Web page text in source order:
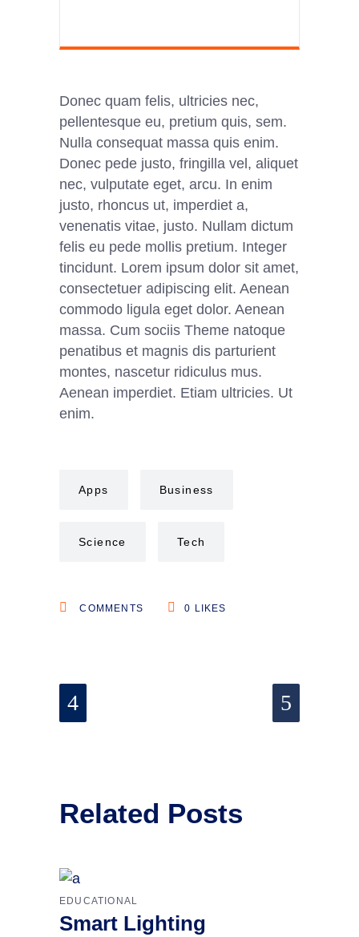
Donec quam felis, ultricies nec,
pellentesque eu, pretium quis, sem.
Nulla consequat massa quis enim.
Donec pede justo, fringilla vel, aliquet
nec, vulputate eget, arcu. In enim
justo, rhoncus ut, imperdiet a,
venenatis vitae, justo. Nullam dictum
felis eu pede mollis pretium. Integer
tincidunt. Lorem ipsum dolor sit amet,
consectetuer adipiscing elit. Aenean
commodo ligula eget dolor. Aenean
massa. Cum sociis Theme natoque
penatibus et magnis dis parturient
montes, nascetur ridiculus mus.
Aenean imperdiet. Etiam ultricies. Ut
enim.
Apps Business
Science Tech
COMMENTS 0 LIKES
Related Posts
EDUCATIONAL
Smart Lighting